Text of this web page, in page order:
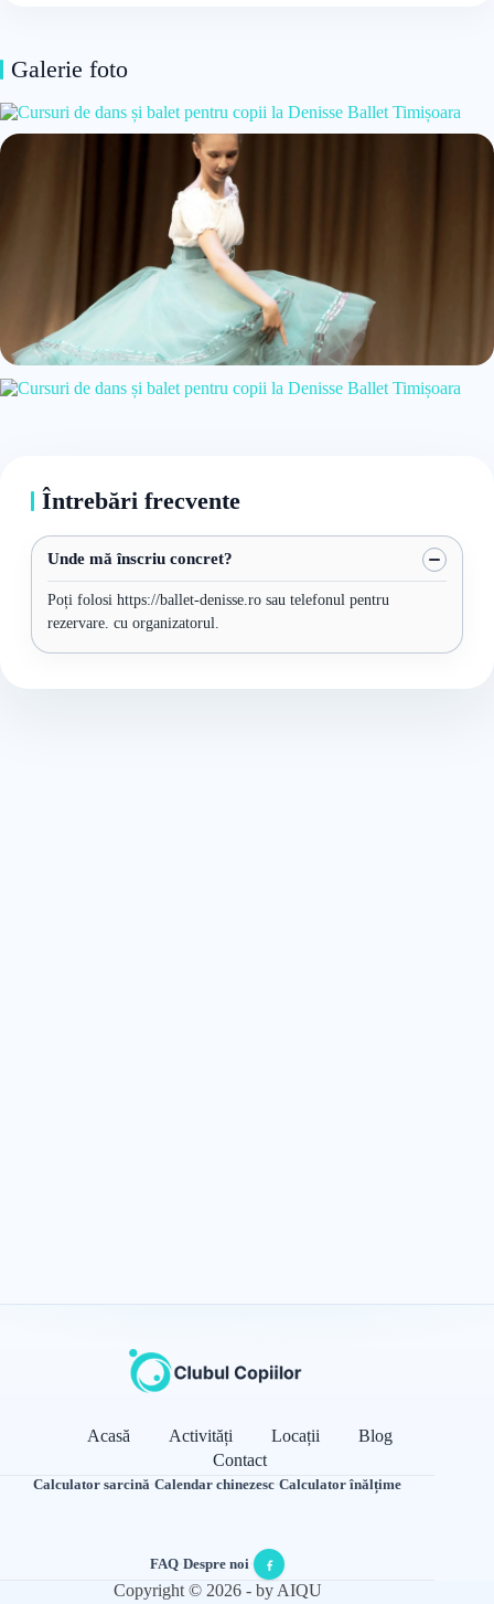
Galerie foto
Întrebări frecvente
Unde mă înscriu concret?
Poți folosi https://ballet-denisse.ro sau telefonul pentru
rezervare. cu organizatorul.
Acasă Activități Locații
Blog
Contact
Calculator sarcină·Calendar chinezesc·Calculator înălțime
FAQ·Despre noi·
Copyright © 2026 - by AIQU